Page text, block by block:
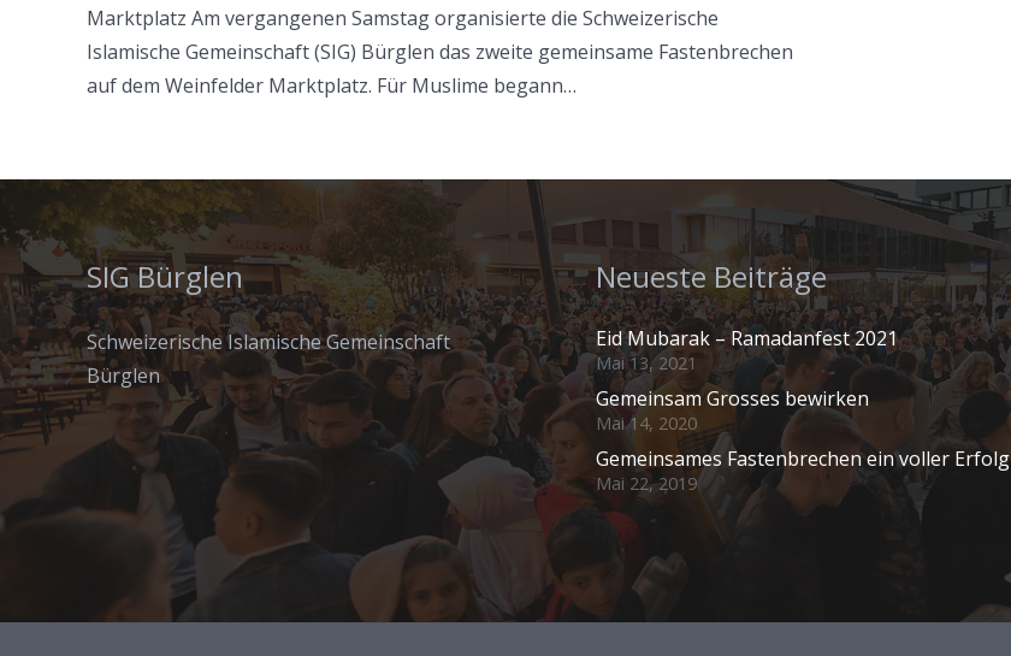
Marktplatz Am vergangenen Samstag organisierte die Schweizerische
Islamische Gemeinschaft (SIG) Bürglen das zweite gemeinsame Fastenbrechen
auf dem Weinfelder Marktplatz. Für Muslime begann…
SIG Bürglen
Schweizerische Islamische Gemeinschaft
Bürglen
Neueste Beiträge
Eid Mubarak – Ramadanfest 2021
Mai 13, 2021
Gemeinsam Grosses bewirken
Mai 14, 2020
Gemeinsames Fastenbrechen ein voller Erfolg
Mai 22, 2019